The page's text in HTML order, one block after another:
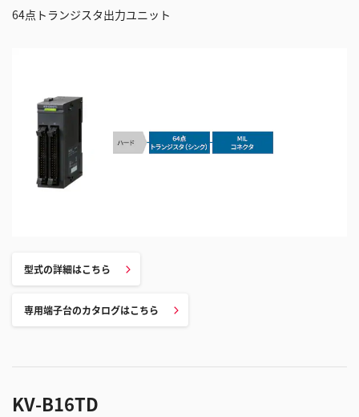
64点トランジスタ出力ユニット
型式の詳細はこちら
専用端子台のカタログはこちら
KV-B16TD